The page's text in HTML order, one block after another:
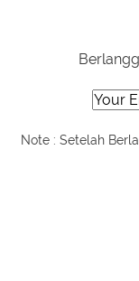
Note : Setelah